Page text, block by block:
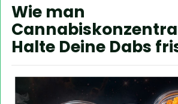
Wie man
Halte Deine Dabs